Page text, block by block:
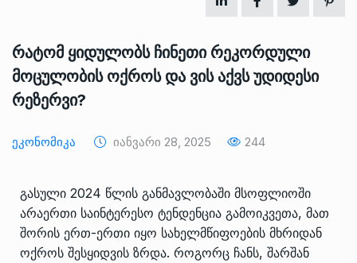
რატომ ყიდულობს ჩინეთი რეკორდული
მოცულობის ოქროს და ვის აქვს უდიდესი
რეზერვი?
Ეკონომიკა Იანვარი 28, 2025 244
გასული 2024 წლის განმავლობაში მსოფლიოში
არაერთი საინტერესო ტენდენცია გამოიკვეთა, მათ
შორის ერთ-ერთი იყო სახელმწიფოების მხრიდან
ოქროს შესყიდვის ზრდა. როგორც ჩანს, შარშან